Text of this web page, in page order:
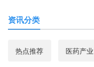
资讯分类
热点推荐 医药产业